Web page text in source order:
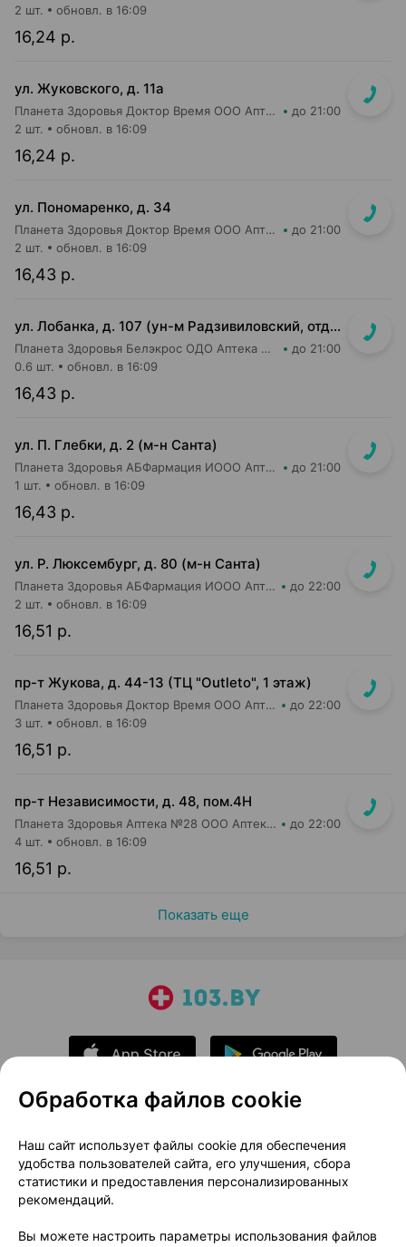
16,24 р.
2 шт. обновл. в 16:09
ул. Жуковского, д. 11а
Планета Здоровья Доктор Время ООО Аптека №65 до 21:00
16,24 р.
2 шт. обновл. в 16:09
ул. Пономаренко, д. 34
Планета Здоровья Доктор Время ООО Аптека №53 до 21:00
16,43 р.
2 шт. обновл. в 16:09
ул. Лобанка, д. 107 (ун-м Радзивиловский, отдельный вход с улицы)
Планета Здоровья Белэкрос ОДО Аптека №4 до 21:00
16,43 р.
0.6 шт. обновл. в 16:09
ул. П. Глебки, д. 2 (м-н Санта)
Планета Здоровья АБФармация ИООО Аптека №14 до 21:00
16,43 р.
1 шт. обновл. в 16:09
ул. Р. Люксембург, д. 80 (м-н Санта)
Планета Здоровья АБФармация ИООО Аптека №7 до 22:00
16,51 р.
2 шт. обновл. в 16:09
пр-т Жукова, д. 44-13 (ТЦ "Outleto", 1 этаж)
Планета Здоровья Доктор Время ООО Аптека №21 до 22:00
16,51 р.
3 шт. обновл. в 16:09
пр-т Независимости, д. 48, пом.4Н
Планета Здоровья Аптека №28 ООО Аптека №1 до 22:00
16,51 р.
4 шт. обновл. в 16:09
Показать еще
О проекте
Новости проекта
Размещение рекламы
Медицинский маркетинг
Публичный договор
Доставка
Обработка файлов cookie
Наш сайт использует файлы cookie для обеспечения
удобства пользователей сайта, его улучшения, сбора
статистики и предоставления персонализированных
рекомендаций.
Вы можете настроить параметры использования файлов